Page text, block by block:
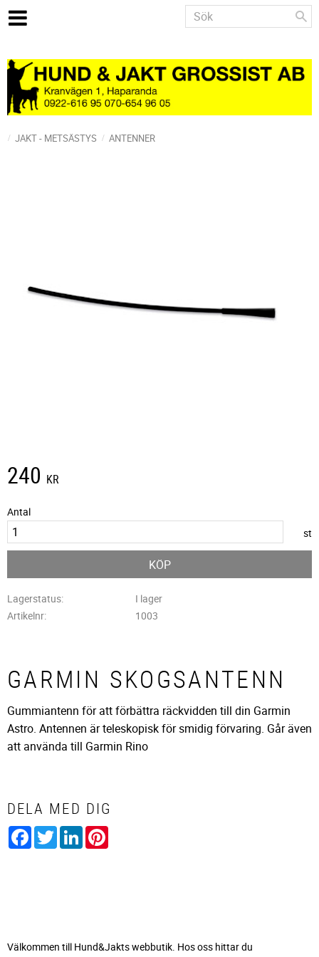
JAKT - METSÄSTYS ANTENNER
240 KR
Antal
st
KÖP
Lagerstatus
I lager
Artikelnr
1003
GARMIN SKOGSANTENN
Gummiantenn för att förbättra räckvidden till din Garmin
Astro. Antennen är teleskopisk för smidig förvaring. Går även
att använda till Garmin Rino
DELA MED DIG
Facebook
TwitterLinkedIn
Välkommen till Hund&Jakts webbutik. Hos oss hittar du